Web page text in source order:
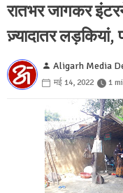
रातभर जागकर
ज़्यादातर लड़कियां,
Aligarh Media
मई 14, 2022 1